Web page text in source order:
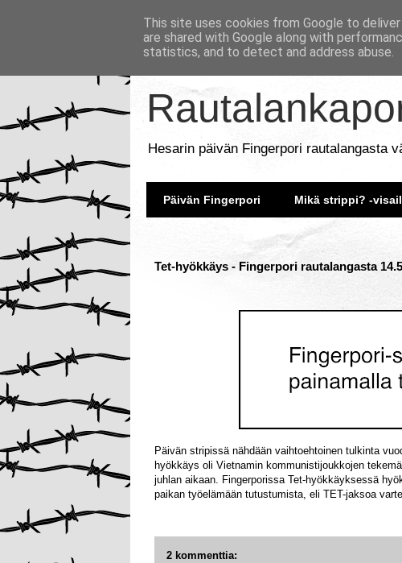
Hesarin päivän Fingerpori rautalangasta
Päivän Fingerpori Mikä strippi? -
Tet-hyökkäys - Fingerpori rautalangasta
Päivän stripissä nähdään vaihtoehtoinen tulkinta
hyökkäys oli Vietnamin kommunistijoukkojen
juhlan aikaan. Fingerporissa Tet-hyökkäyksessä
paikan työelämään tutustumista, eli TET-jaksoa
2 kommenttia:
This site uses cookies from Google to
are shared with Google along with
statistics, and to detect and address abuse.